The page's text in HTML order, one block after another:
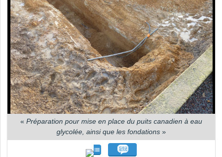
« Préparation pour mise en place du puits canadien à eau
glycolée, ainsi que les fondations »